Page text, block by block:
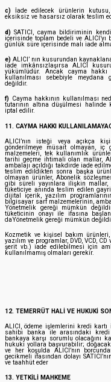
c) İade edilecek ürünlerin
eksiksiz ve hasarsız olarak teslim
d) SATICI, cayma bildiriminin
içerisinde toplam bedeli ve
günlük süre içerisinde malı iade
e) ALICI’ nın kusurundan
iade imkânsızlaşırsa ALICI
yükümlüdür. Ancak cayma
kullanılması sebebiyle
değildir.
f) Cayma hakkının kullanılması
tutarının altına düşülmesi
iptal edilir.
11. CAYMA HAKKI
ALICI’nın isteği veya açıkça
gönderilmeye müsait olmayan,
malzemeleri, tek kullanımlık
tarihi geçme ihtimali olan mallar,
ambalajı açıldığı takdirde iade
teslim edildikten sonra başka
olmayan ürünler, Abonelik
gibi süreli yayınlara ilişkin mallar,
tüketiciye anında teslim edilen
dijital içerik, yazılım
bilgisayar sarf malzemelerinin,
Yönetmelik gereği mümkün
tüketicinin onayı ile ifasına
daYönetmelik gereği mümkün
Kozmetik ve kişisel bakım
yazılım ve programlar, DVD, VCD,
şerit vb.) iade edilebilmesi için
kullanılmamış olmaları gerekir.
12. TEMERRÜT HALİ VE HUKUKİ
ALICI, ödeme işlemlerini kredi
sahibi banka ile arasındaki kredi
bankaya karşı sorumlu olacağını
hukuki yollara başvurabilir;
ve her koşulda ALICI’nın
gecikmeli ifasından dolayı
ve taahhüt eder
13. YETKİLİ MAHKEME